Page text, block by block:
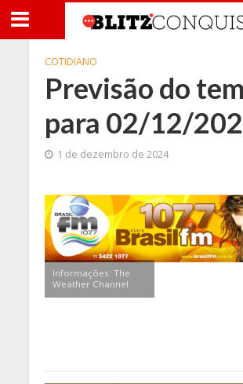
COTIDIANO
Previsão do
para 02/12/
1 de dezembro de 2024
Informações: The
Weather Channel